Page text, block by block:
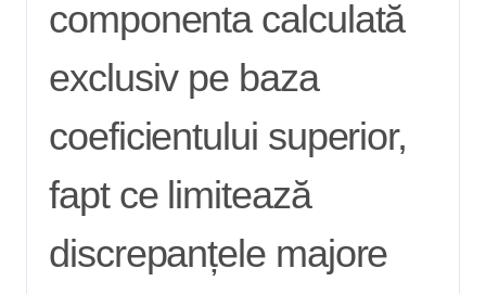
componenta calculată
exclusiv pe baza
coeficientului superior,
fapt ce limitează
discrepanțele majore